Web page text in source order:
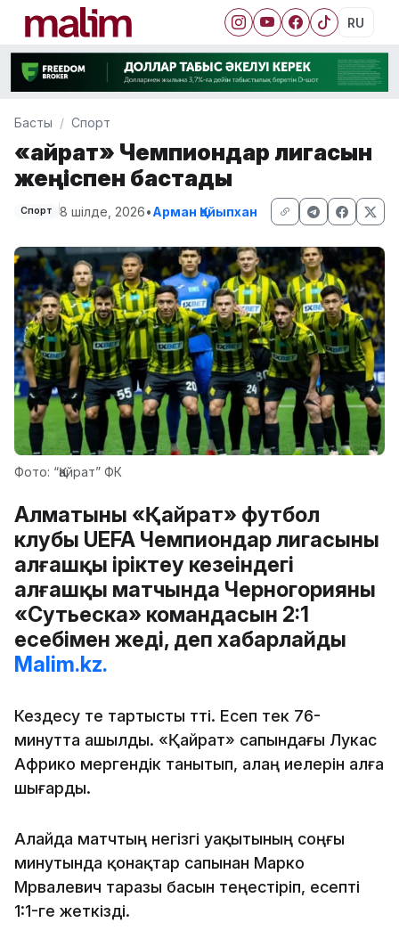
RU
Басты Спорт
«Қайрат» Чемпиондар лигасын
жеңіспен бастады
Спорт 8 шілде, 2026•Арман Қайыпхан
Фото: “Қайрат” ФК
Алматының «Қайрат» футбол
клубы UEFA Чемпиондар лигасының
алғашқы іріктеу кезеңіндегі
алғашқы матчында Черногорияның
«Сутьеска» командасын 2:1
есебімен жеңді, деп хабарлайды
Malim.kz.
Кездесу өте тартысты өтті. Есеп тек 76-
минутта ашылды. «Қайрат» сапындағы Лукас
Африко мергендік танытып, алаң иелерін алға
шығарды.
Алайда матчтың негізгі уақытының соңғы
минутында қонақтар сапынан Марко
Мрвалевич таразы басын теңестіріп, есепті
1:1-ге жеткізді.